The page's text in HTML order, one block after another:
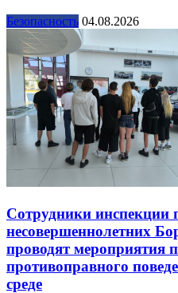
Безопасность 04.08.2026
Сотрудники инспекции
несовершеннолетних
проводят мероприятия
противоправного
среде